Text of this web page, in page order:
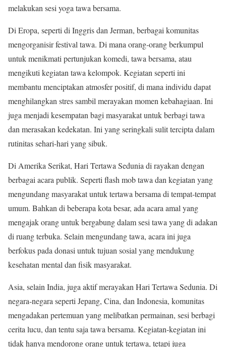
melakukan sesi yoga tawa bersama.
Di Eropa, seperti di Inggris dan Jerman, berbagai komunitas
mengorganisir festival tawa. Di mana orang-orang berkumpul
untuk menikmati pertunjukan komedi, tawa bersama, atau
mengikuti kegiatan tawa kelompok. Kegiatan seperti ini
membantu menciptakan atmosfer positif, di mana individu dapat
menghilangkan stres sambil merayakan momen kebahagiaan. Ini
juga menjadi kesempatan bagi masyarakat untuk berbagi tawa
dan merasakan kedekatan. Ini yang seringkali sulit tercipta dalam
rutinitas sehari-hari yang sibuk.
Di Amerika Serikat, Hari Tertawa Sedunia di rayakan dengan
berbagai acara publik. Seperti flash mob tawa dan kegiatan yang
mengundang masyarakat untuk tertawa bersama di tempat-tempat
umum. Bahkan di beberapa kota besar, ada acara amal yang
mengajak orang untuk bergabung dalam sesi tawa yang di adakan
di ruang terbuka. Selain mengundang tawa, acara ini juga
berfokus pada donasi untuk tujuan sosial yang mendukung
kesehatan mental dan fisik masyarakat.
Asia, selain India, juga aktif merayakan Hari Tertawa Sedunia. Di
negara-negara seperti Jepang, Cina, dan Indonesia, komunitas
mengadakan pertemuan yang melibatkan permainan, sesi berbagi
cerita lucu, dan tentu saja tawa bersama. Kegiatan-kegiatan ini
tidak hanya mendorong orang untuk tertawa, tetapi juga